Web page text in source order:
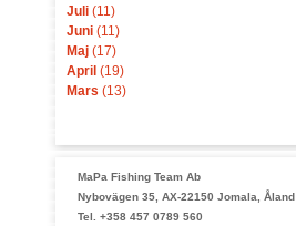
Juli (11)
Juni (11)
Maj (17)
April (19)
Mars (13)
MaPa Fishing Team Ab
Nybovägen 35, AX-22150 Jomala, Åland
Tel. +358 457 0789 560